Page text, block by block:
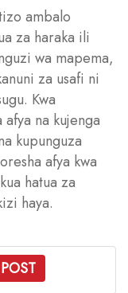
ambalo
za haraka ili
wa mapema,
za usafi ni
Kwa
na kujenga
kupunguza
afya kwa
hatua za
haya.